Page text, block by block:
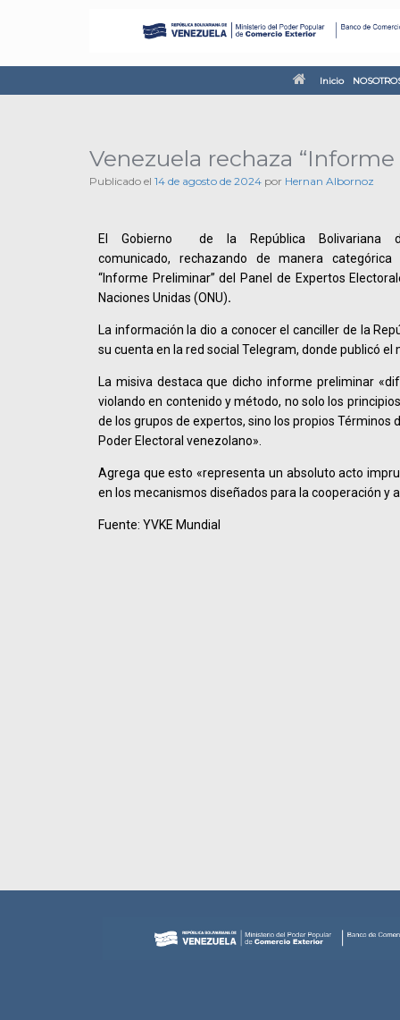
Inicio
Venezuela rechaza
Publicado el 14 de agosto de 2024 por Hernan Albornoz
El Gobierno de la República Bolivariana
comunicado, rechazando de manera
“Informe Preliminar” del Panel de Expertos
Naciones Unidas (ONU).
La información la dio a conocer el canciller de la
su cuenta en la red social Telegram, donde publicó
La misiva destaca que dicho informe preliminar
violando en contenido y método, no solo los
de los grupos de expertos, sino los propios Términos
Poder Electoral venezolano».
Agrega que esto «representa un absoluto acto
en los mecanismos diseñados para la cooperación y
Fuente: YVKE Mundial